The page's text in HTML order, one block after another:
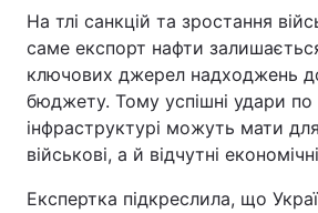
На тлі санкцій та зростання
саме експорт нафти
ключових джерел надходжень
бюджету. Тому успішні удари по
інфраструктурі можуть мати
військові, а й відчутні
Експертка підкреслила, що